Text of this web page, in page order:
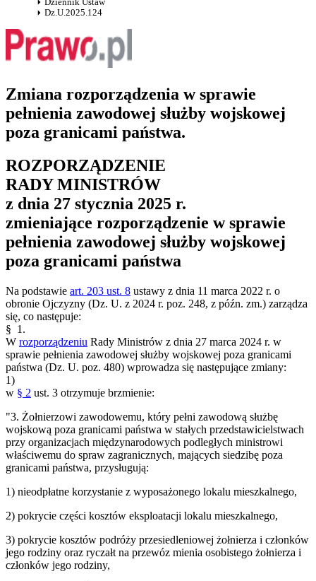
Dz.U.2025.124
Zmiana rozporządzenia w sprawie
pełnienia zawodowej służby wojskowej
poza granicami państwa.
ROZPORZĄDZENIE
RADY MINISTRÓW
z dnia 27 stycznia 2025 r.
zmieniające rozporządzenie w sprawie
pełnienia zawodowej służby wojskowej
poza granicami państwa
Na podstawie art. 203 ust. 8 ustawy z dnia 11 marca 2022 r. o
obronie Ojczyzny (Dz. U. z 2024 r. poz. 248, z późn. zm.) zarządza
się, co następuje:
§ 1.
W rozporządzeniu Rady Ministrów z dnia 27 marca 2024 r. w
sprawie pełnienia zawodowej służby wojskowej poza granicami
państwa (Dz. U. poz. 480) wprowadza się następujące zmiany:
1)
w § 2 ust. 3 otrzymuje brzmienie:
"3. Żołnierzowi zawodowemu, który pełni zawodową służbę
wojskową poza granicami państwa w stałych przedstawicielstwach
przy organizacjach międzynarodowych podległych ministrowi
właściwemu do spraw zagranicznych, mających siedzibę poza
granicami państwa, przysługują:
1) nieodpłatne korzystanie z wyposażonego lokalu mieszkalnego,
2) pokrycie części kosztów eksploatacji lokalu mieszkalnego,
3) pokrycie kosztów podróży przesiedleniowej żołnierza i członków
jego rodziny oraz ryczałt na przewóz mienia osobistego żołnierza i
członków jego rodziny,